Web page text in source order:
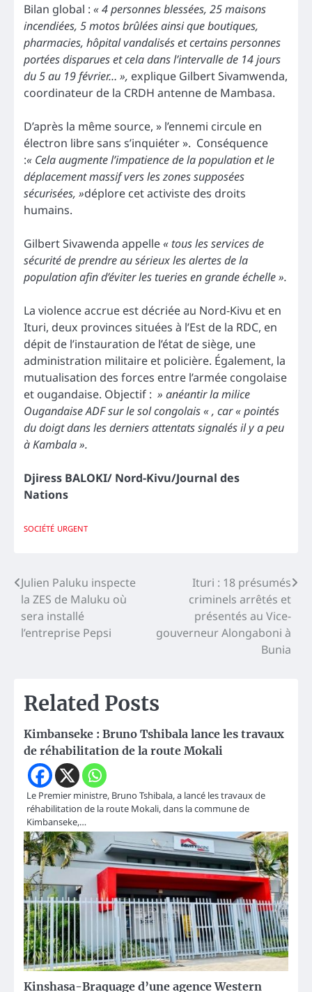
Bilan global : « 4 personnes blessées, 25 maisons
incendiées, 5 motos brûlées ainsi que boutiques,
pharmacies, hôpital vandalisés et certains personnes
portées disparues et cela dans l’intervalle de 14 jours
du 5 au 19 février… », explique Gilbert Sivamwenda,
coordinateur de la CRDH antenne de Mambasa.
D’après la même source, » l’ennemi circule en
électron libre sans s’inquiéter ». Conséquence
:« Cela augmente l’impatience de la population et le
déplacement massif vers les zones supposées
sécurisées, »déplore cet activiste des droits
humains.
Gilbert Sivawenda appelle« tous les services de
sécurité de prendre au sérieux les alertes de la
population afin d’éviter les tueries en grande échelle ».
La violence accrue est décriée au Nord-Kivu et en
Ituri, deux provinces situées à l’Est de la RDC, en
dépit de l’instauration de l’état de siège, une
administration militaire et policière. Également, la
mutualisation des forces entre l’armée congolaise
et ougandaise. Objectif : » anéantir la milice
Ougandaise ADF sur le sol congolais « , car « pointés
du doigt dans les derniers attentats signalés il y a peu
à Kambala ».
Djiress BALOKI/ Nord-Kivu/Journal des
Nations
SOCIÉTÉ URGENT
Navigation
de
l’article
Julien Paluku inspecte
la ZES de Maluku où
sera installé
l’entreprise Pepsi
Ituri : 18 présumés
criminels arrêtés et
présentés au Vice-
gouverneur Alongaboni à
Bunia
Related Posts
Kimbanseke : Bruno Tshibala lance les travaux
de réhabilitation de la route Mokali
Le Premier ministre, Bruno Tshibala, a lancé les travaux de
réhabilitation de la route Mokali, dans la commune de
Kimbanseke,…
Kinshasa-Braquage d’une agence Western